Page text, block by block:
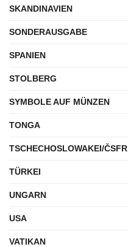
SKANDINAVIEN
SONDERAUSGABE
SPANIEN
STOLBERG
SYMBOLE AUF MÜNZEN
TONGA
TSCHECHOSLOWAKEI/ČSFR
TÜRKEI
UNGARN
USA
VATIKAN